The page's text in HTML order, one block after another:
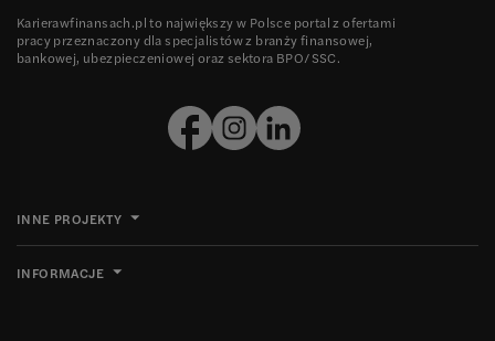
Karierawfinansach.pl to największy w Polsce portal z ofertami
pracy przeznaczony dla specjalistów z branży finansowej,
bankowej, ubezpieczeniowej oraz sektora BPO/SSC.
INNE PROJEKTY
INFORMACJE